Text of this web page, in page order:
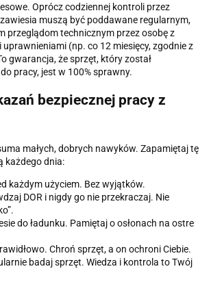
Oprócz codziennej kontroli przez
muszą być poddawane regularnym,
przeglądom technicznym przez osobę z
(np. co 12 miesięcy, zgodnie z
gwarancja, że sprzęt, który został
pracy, jest w 100% sprawny.
bezpiecznej pracy z
małych, dobrych nawyków. Zapamiętaj tę
każdego dnia:
każdym użyciem. Bez wyjątków.
DOR i nigdy go nie przekraczaj. Nie
do ładunku. Pamiętaj o osłonach na ostre
Chroń sprzęt, a on ochroni Ciebie.
badaj sprzęt. Wiedza i kontrola to Twój